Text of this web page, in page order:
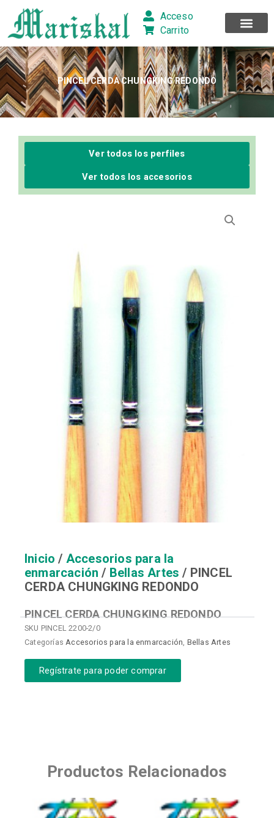
contenido
Acceso
Carrito
PINCEL CERDA CHUNGKING REDONDO
Ver todos los perfiles
Ver todos los accesorios
Inicio / Accesorios para la
enmarcación / Bellas Artes / PINCEL
CERDA CHUNGKING REDONDO
PINCEL CERDA CHUNGKING REDONDO
SKU PINCEL 2200-2/0
Categorías Accesorios para la enmarcación Bellas Artes
Regístrate para poder comprar
Productos Relacionados